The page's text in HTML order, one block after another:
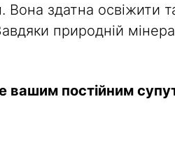
здатна освіжити
природній
вашим постійним